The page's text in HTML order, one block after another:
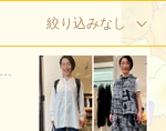
絞り込みなし